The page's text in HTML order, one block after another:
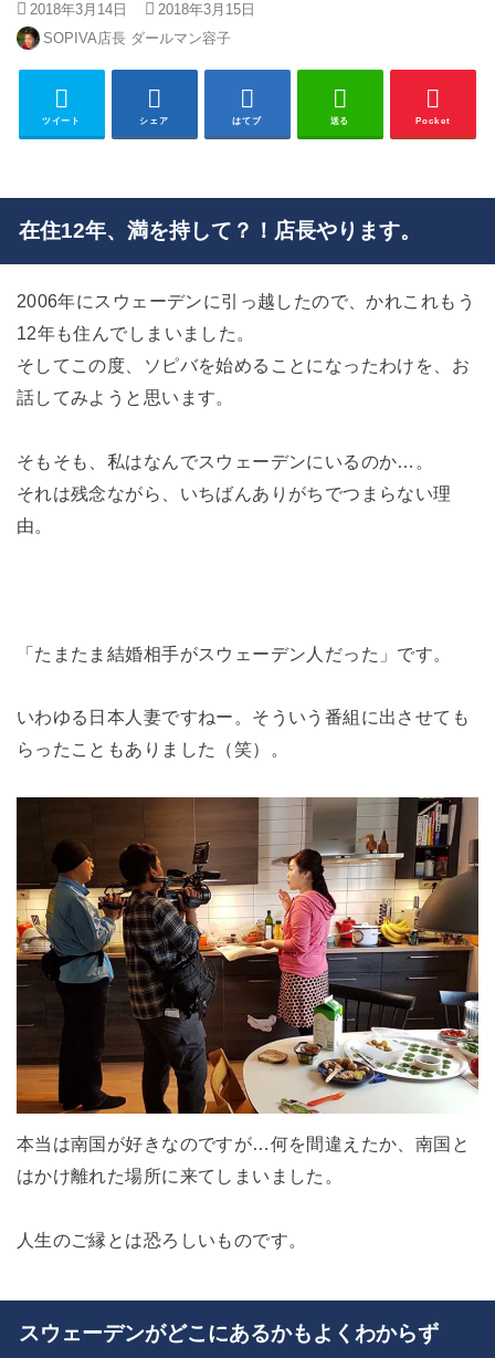
2018年3月14日
2018年3月15日
SOPIVA店長 ダールマン容子
ツイート シェア はてブ 送る Pocket
在住12年、満を持して？！店長やります。
2006年にスウェーデンに引っ越したので、かれこれもう
12年も住んでしまいました。
そしてこの度、ソピバを始めることになったわけを、お
話してみようと思います。
そもそも、私はなんでスウェーデンにいるのか…。
それは残念ながら、いちばんありがちでつまらない理
由。
「たまたま結婚相手がスウェーデン人だった」です。
いわゆる日本人妻ですねー。そういう番組に出させても
らったこともありました（笑）。
本当は南国が好きなのですが…何を間違えたか、南国と
はかけ離れた場所に来てしまいました。
人生のご縁とは恐ろしいものです。
スウェーデンがどこにあるかもよくわからず